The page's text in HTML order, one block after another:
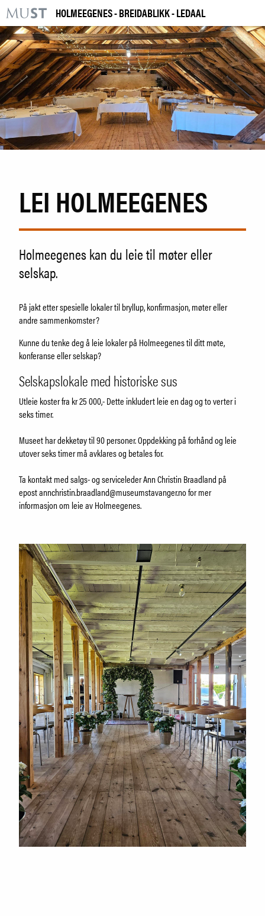
KR
M
BESØK OSS
UTSTILLINGER
ARRANGEMENTER
LÆRING
Kjøp billett og årskort
Bygg og samling
Om Holmeegenes
Ansatte
SØK
HOLMEEGENES - BREIDABLIKK - LEDAAL
LEI HOLMEEGENES
Holmeegenes kan du leie til møter eller
selskap.
På jakt etter spesielle lokaler til bryllup, konfirmasjon, møter eller
andre sammenkomster?
Kunne du tenke deg å leie lokaler på Holmeegenes til ditt møte,
konferanse eller selskap?
Selskapslokale med historiske sus
Utleie koster fra kr 25 000,-Dette inkludert leie en dag og to verter i
seks timer.
Museet har dekketøy til 90 personer. Oppdekking på forhånd og leie
utover seks timer må avklares og betales for.
Ta kontakt med salgs- og serviceleder Ann Christin Braadland på
epost annchristin.braadland@museumstavanger.no for mer
informasjon om leie av Holmeegenes.